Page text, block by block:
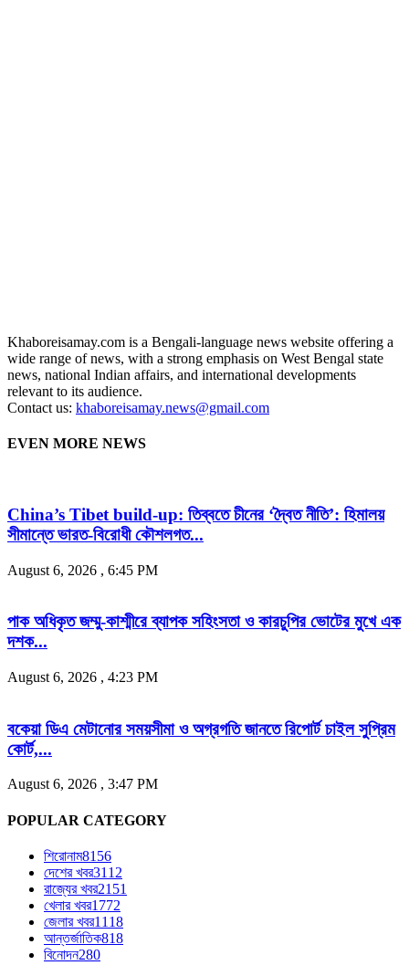
Khaboreisamay.com is a Bengali-language news website offering a
wide range of news, with a strong emphasis on West Bengal state
news, national Indian affairs, and international developments
relevant to its audience.
Contact us: khaboreisamay.news@gmail.com
EVEN MORE NEWS
China’s Tibet build-up: তিব্বতে চীনের ‘দ্বৈত নীতি’: হিমালয়
সীমান্তে ভারত-বিরোধী কৌশলগত...
August 6, 2026 , 6:45 PM
পাক অধিকৃত জম্মু-কাশ্মীরে ব্যাপক সহিংসতা ও কারচুপির ভোটের মুখে এক
দশক...
August 6, 2026 , 4:23 PM
বকেয়া ডিএ মেটানোর সময়সীমা ও অগ্রগতি জানতে রিপোর্ট চাইল সুপ্রিম
কোর্ট,...
August 6, 2026 , 3:47 PM
POPULAR CATEGORY
শিরোনাম8156
দেশের খবর3112
রাজ্যের খবর2151
খেলার খবর1772
জেলার খবর1118
আন্তর্জাতিক818
বিনোদন280